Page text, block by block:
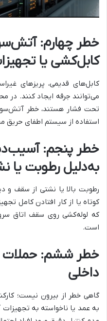
خطر چهارم:
کابل‌کشی یا
کابل‌های قدیمی، پریزهای
می‌توانند جرقه ایجاد کنند. در
تحت فشار هستند، خطر
استفاده از سیستم اطفای
خطر پنجم:
به‌دلیل رطوبت یا
رطوبت بالا یا نشتی از سقف و
کوتاه یا از کار افتادن کامل
که لوله‌کشی روی سقف اتاق
است.
خطر ششم: حملات
داخلی
گاهی خطر از بیرون نیست؛
به عمد یا ناخواسته به